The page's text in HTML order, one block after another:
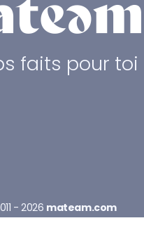
faits pour toi
- 2026 mateam.com